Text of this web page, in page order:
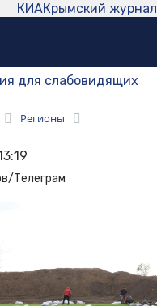
Крымский журнал
КИА
для слабовидящих
Регионы
Телеграм